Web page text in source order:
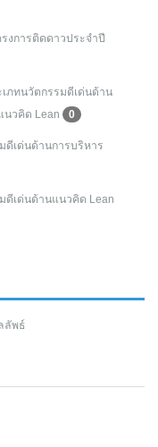
งการติดดาวประจำปี
ภทนวัตกรรมดีเด่นด้าน
นวคิด Lean
0
ดีเด่นด้านการบริหาร
ดีเด่นด้านแนวคิด Lean
ลัพธ์